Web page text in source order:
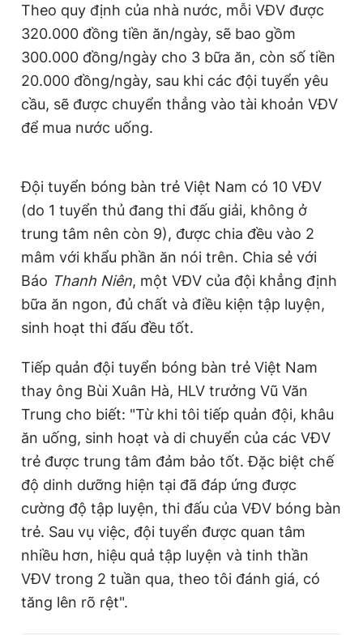
Theo quy định của nhà nước, mỗi VĐV được
320.000 đồng tiền ăn/ngày, sẽ bao gồm
300.000 đồng/ngày cho 3 bữa ăn, còn số tiền
20.000 đồng/ngày, sau khi các đội tuyển yêu
cầu, sẽ được chuyển thẳng vào tài khoản VĐV
để mua nước uống.
Đội tuyển bóng bàn trẻ Việt Nam có 10 VĐV
(do 1 tuyển thủ đang thi đấu giải, không ở
trung tâm nên còn 9), được chia đều vào 2
mâm với khẩu phần ăn nói trên. Chia sẻ với
Báo Thanh Niên, một VĐV của đội khẳng định
bữa ăn ngon, đủ chất và điều kiện tập luyện,
sinh hoạt thi đấu đều tốt.
Tiếp quản đội tuyển bóng bàn trẻ Việt Nam
thay ông Bùi Xuân Hà, HLV trưởng Vũ Văn
Trung cho biết: "Từ khi tôi tiếp quản đội, khâu
ăn uống, sinh hoạt và di chuyển của các VĐV
trẻ được trung tâm đảm bảo tốt. Đặc biệt chế
độ dinh dưỡng hiện tại đã đáp ứng được
cường độ tập luyện, thi đấu của VĐV bóng bàn
trẻ. Sau vụ việc, đội tuyển được quan tâm
nhiều hơn, hiệu quả tập luyện và tinh thần
VĐV trong 2 tuần qua, theo tôi đánh giá, có
tăng lên rõ rệt".